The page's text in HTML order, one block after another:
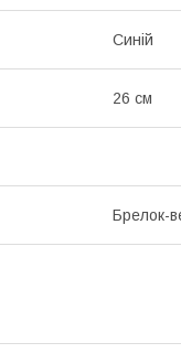
Синій
26 см
Брелок-